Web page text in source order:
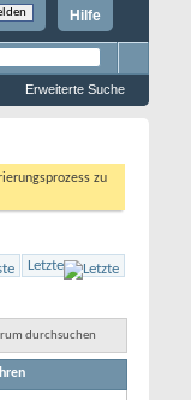
Hilfe
Erweiterte Suche
zu
Letzte
durchsuchen